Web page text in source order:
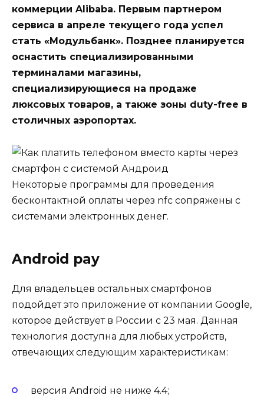
коммерции Alibaba. Первым партнером
сервиса в апреле текущего года успел
стать «Модульбанк». Позднее планируется
оснастить специализированными
терминалами магазины,
специализирующиеся на продаже
люксовых товаров, а также зоны duty-free в
столичных аэропортах.
Некоторые программы для проведения
бесконтактной оплаты через nfc сопряжены с
системами электронных денег.
Android pay
Для владельцев остальных смартфонов
подойдет это приложение от компании Google,
которое действует в России с 23 мая. Данная
технология доступна для любых устройств,
отвечающих следующим характеристикам:
версия Android не ниже 4.4;